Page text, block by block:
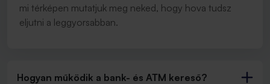
mi térképen mutatjuk meg neked, hogy hova tudsz
eljutni a leggyorsabban.
Hogyan működik a bank- és ATM kereső?